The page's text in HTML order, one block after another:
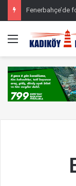
Fenerbahçe’de
Menü